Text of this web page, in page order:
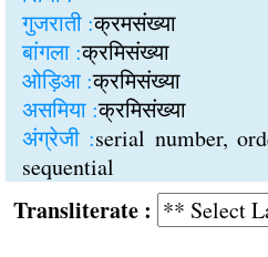
गुजराती :क्रमसंख्या
बांगला :क्रमिसंख्या
ओड़िआ :क्रमिसंख्या
असमिया :क्रमिसंख्या
अंग्रेजी :serial number,
sequential
: